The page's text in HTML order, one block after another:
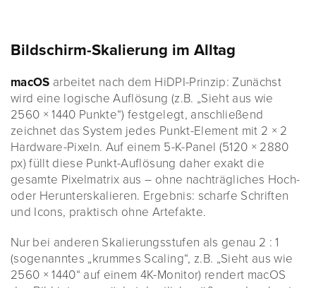
Bildschirm-Skalierung im Alltag
macOS arbeitet nach dem HiDPI-Prinzip: Zunächst
wird eine logische Auflösung (z.B. „Sieht aus wie
2560 × 1440 Punkte“) festgelegt, anschließend
zeichnet das System jedes Punkt-Element mit 2 × 2
Hardware-Pixeln. Auf einem 5-K-Panel (5120 × 2880
px) füllt diese Punkt-Auflösung daher exakt die
gesamte Pixelmatrix aus – ohne nachträgliches Hoch-
oder Herunterskalieren. Ergebnis: scharfe Schriften
und Icons, praktisch ohne Artefakte.
Nur bei anderen Skalierungsstufen als genau 2 : 1
(sogenanntes „krummes Scaling“, z.B. „Sieht aus wie
2560 × 1440“ auf einem 4K-Monitor) rendert macOS